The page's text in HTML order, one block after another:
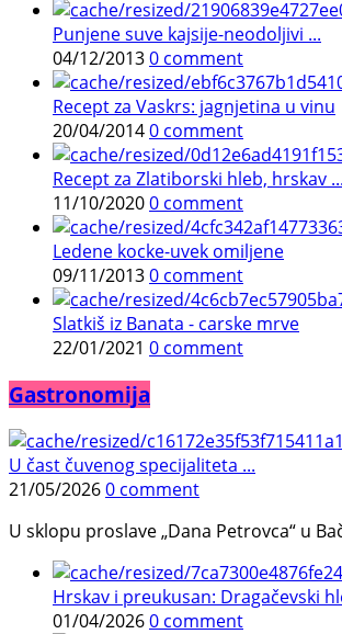
Punjene suve kajsije-neodoljivi ...
04/12/20130 comment
Recept za Vaskrs: jagnjetina u vinu
20/04/20140 comment
Recept za Zlatiborski hleb, hrskav ...
11/10/20200 comment
Ledene kocke-uvek omiljene
09/11/20130 comment
Slatkiš iz Banata - carske mrve
22/01/2021 0 comment
Gastronomija
U čast čuvenog specijaliteta ...
21/05/20260 comment
U sklopu proslave „Dana Petrovca“ u
Hrskav i preukusan: Dragačevski
01/04/20260 comment